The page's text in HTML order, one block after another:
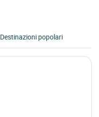
Destinazioni popolari